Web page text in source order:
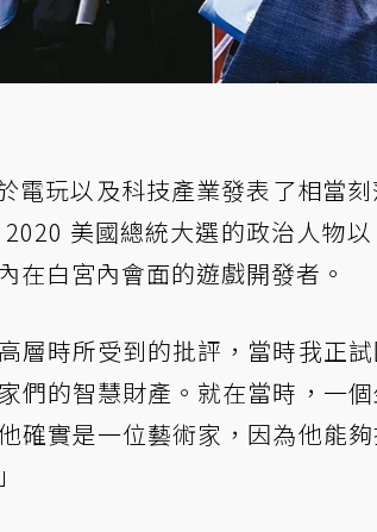
電玩以及科技產業發表了相當
美國總統大選的政治人物
在白宮內會面的遊戲開發者。
層時所受到的批評，當時我正
們的智慧財產。就在當時，一
確實是一位藝術家，因為他能